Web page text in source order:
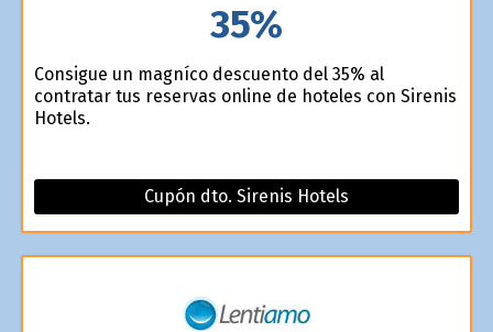
35%
Consigue un magnífico descuento del 35% al
contratar tus reservas online de hoteles con Sirenis
Hotels.
Cupón dto. Sirenis Hotels